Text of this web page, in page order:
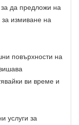
да предложи на
измиване на
повърхности на
ви време и
услуги за